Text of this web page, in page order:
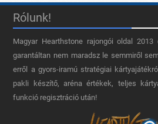
Rólunk!
Magyar Hearthstone​ rajongói oldal
garantáltan nem maradsz le semmiről
erről a gyors-iramú stratégiai
pakli készítő, aréna értékek, teljes
funkció regisztráció után!